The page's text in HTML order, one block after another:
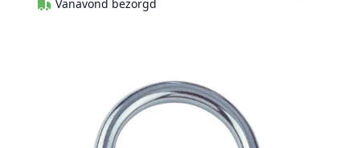
Vanavond bezorgd